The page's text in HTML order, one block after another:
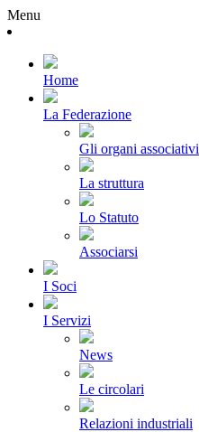
Menu
Home
La Federazione
Gli organi associativi
La struttura
Lo Statuto
Associarsi
I Soci
I Servizi
News
Le circolari
Relazioni industriali